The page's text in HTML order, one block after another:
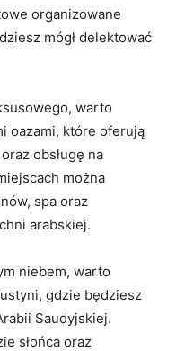
organizowane
mógł delektować
warto
oazami, które oferują
obsługę na
można
spa ‌oraz
arabskiej.
niebem, warto
gdzie będziesz
Saudyjskiej.
słońca oraz